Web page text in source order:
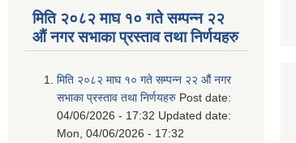
मिति २०८२ माघ १० गते सम्पन्न २२
औं नगर सभाका प्रस्ताव तथा निर्णयहरु
मिति २०८२ माघ १० गते सम्पन्न २२ औं नगर
सभाका प्रस्ताव तथा निर्णयहरु Post date:
04/06/2026 - 17:32 Updated date:
Mon, 04/06/2026 - 17:32